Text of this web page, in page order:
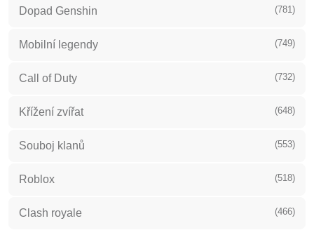
Dopad Genshin (781)
Mobilní legendy (749)
Call of Duty (732)
Křížení zvířat (648)
Souboj klanů (553)
Roblox (518)
Clash royale (466)